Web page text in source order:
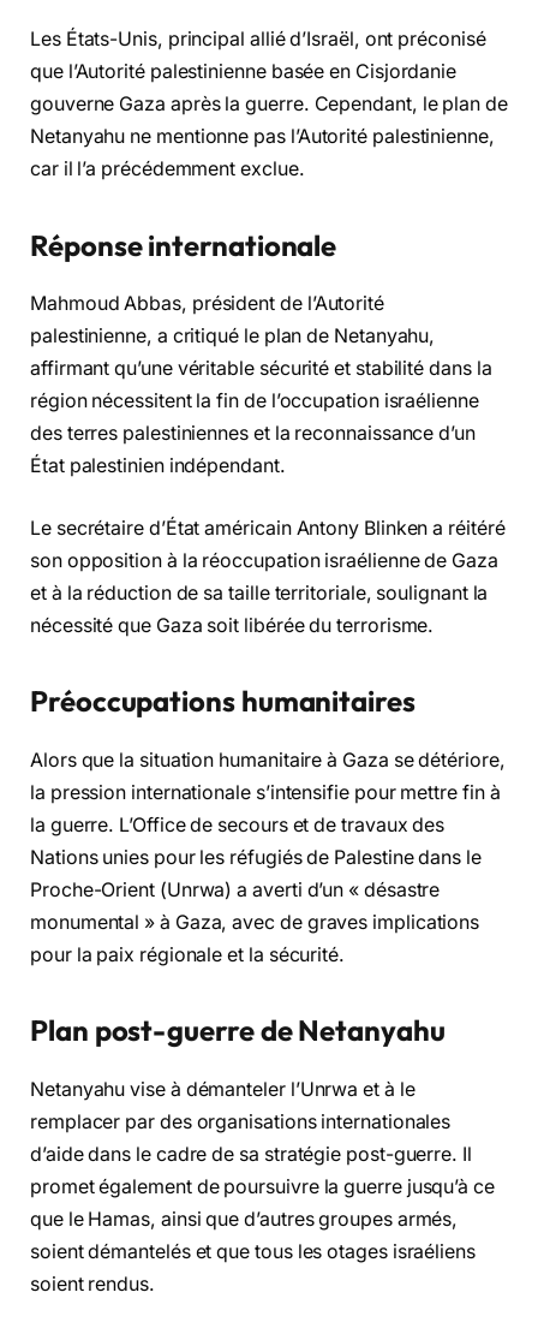
Les États-Unis, principal allié d’Israël, ont préconisé
que l’Autorité palestinienne basée en Cisjordanie
gouverne Gaza après la guerre. Cependant, le plan de
Netanyahu ne mentionne pas l’Autorité palestinienne,
car il l’a précédemment exclue.
Réponse internationale
Mahmoud Abbas, président de l’Autorité
palestinienne, a critiqué le plan de Netanyahu,
affirmant qu’une véritable sécurité et stabilité dans la
région nécessitent la fin de l’occupation israélienne
des terres palestiniennes et la reconnaissance d’un
État palestinien indépendant.
Le secrétaire d’État américain Antony Blinken a réitéré
son opposition à la réoccupation israélienne de Gaza
et à la réduction de sa taille territoriale, soulignant la
nécessité que Gaza soit libérée du terrorisme.
Préoccupations humanitaires
Alors que la situation humanitaire à Gaza se détériore,
la pression internationale s’intensifie pour mettre fin à
la guerre. L’Office de secours et de travaux des
Nations unies pour les réfugiés de Palestine dans le
Proche-Orient (Unrwa) a averti d’un « désastre
monumental » à Gaza, avec de graves implications
pour la paix régionale et la sécurité.
Plan post-guerre de Netanyahu
Netanyahu vise à démanteler l’Unrwa et à le
remplacer par des organisations internationales
d’aide dans le cadre de sa stratégie post-guerre. Il
promet également de poursuivre la guerre jusqu’à ce
que le Hamas, ainsi que d’autres groupes armés,
soient démantelés et que tous les otages israéliens
soient rendus.